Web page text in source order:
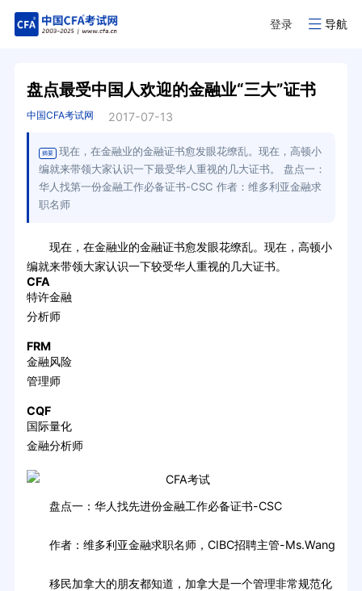
登录 导航
盘点最受中国人欢迎的金融业“三大”证书
中国CFA考试网 2017-07-13
摘要
现在，在金融业的金融证书愈发眼花缭乱。现在，高顿小
编就来带领大家认识一下最受华人重视的几大证书。 盘点一：
华人找第一份金融工作必备证书-CSC 作者：维多利亚金融求
职名师
现在，在金融业的金融证书愈发眼花缭乱。现在，高顿小
编就来带领大家认识一下较受华人重视的几大证书。
CFA
特许金融
分析师
FRM
金融风险
管理师
CQF
国际量化
金融分析师
盘点一：华人找先进份金融工作必备证书-CSC
作者：维多利亚金融求职名师，CIBC招聘主管-Ms.Wang
移民加拿大的朋友都知道，加拿大是一个管理非常规范化